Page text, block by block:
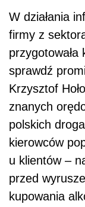
W działania
firmy z
przygotowała
sprawdź
Krzysztof
znanych
polskich
kierowców
u klientów –
przed
kupowania